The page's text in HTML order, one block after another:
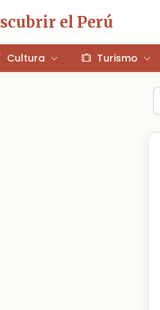
el Perú
Cultura Turismo